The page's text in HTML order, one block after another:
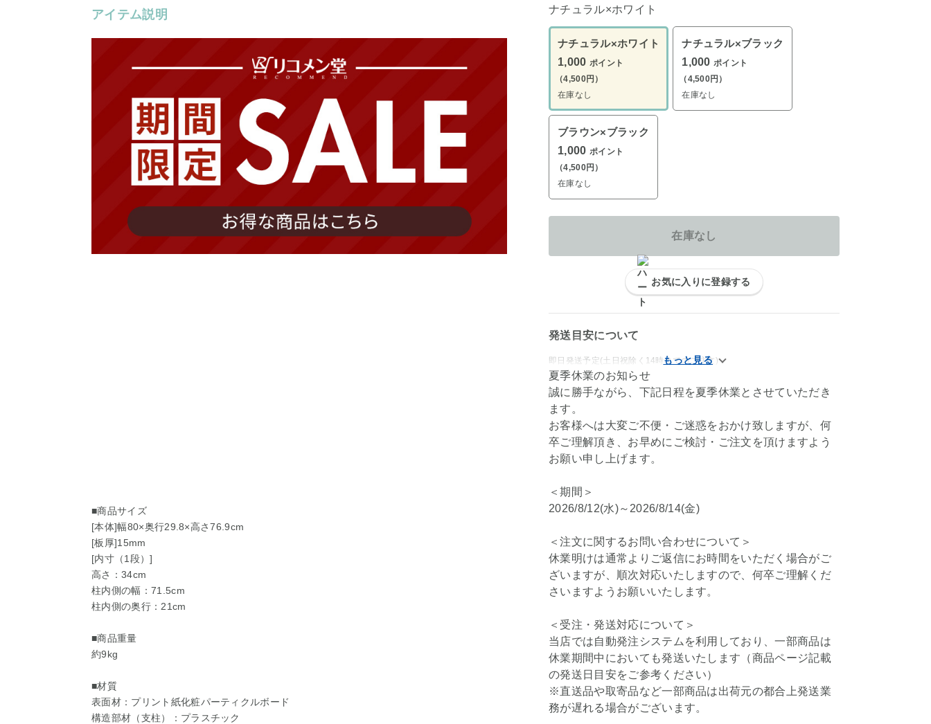
アイテム説明
■商品サイズ
[本体]幅80×奥行29.8×高さ76.9cm
[板厚]15mm
[内寸（1段）]
高さ：34cm
柱内側の幅：71.5cm
柱内側の奥行：21cm
■商品重量
約9kg
■材質
表面材：プリント紙化粧パーティクルボード
構造部材（支柱）：プラスチック
ナチュラル×ホワイト
ナチュラル×ホワイト
1,000 ポイント
（4,500円）
在庫なし
ナチュラル×ブラック
1,000 ポイント
（4,500円）
在庫なし
ブラウン×ブラック
1,000 ポイント
（4,500円）
在庫なし
在庫なし
お気に入りに登録する
発送目安について
即日発送予定(土日祝除く14時までのご注文)
夏季休業のお知らせ
誠に勝手ながら、下記日程を夏季休業とさせていただき
ます。
お客様へは大変ご不便・ご迷惑をおかけ致しますが、何
卒ご理解頂き、お早めにご検討・ご注文を頂けますよう
お願い申し上げます。
＜期間＞
2026/8/12(水)～2026/8/14(金)
＜注文に関するお問い合わせについて＞
休業明けは通常よりご返信にお時間をいただく場合がご
ざいますが、順次対応いたしますので、何卒ご理解くだ
さいますようお願いいたします。
＜受注・発送対応について＞
当店では自動発注システムを利用しており、一部商品は
休業期間中においても発送いたします（商品ページ記載
の発送日目安をご参考ください）
※直送品や取寄品など一部商品は出荷元の都合上発送業
務が遅れる場合がございます。